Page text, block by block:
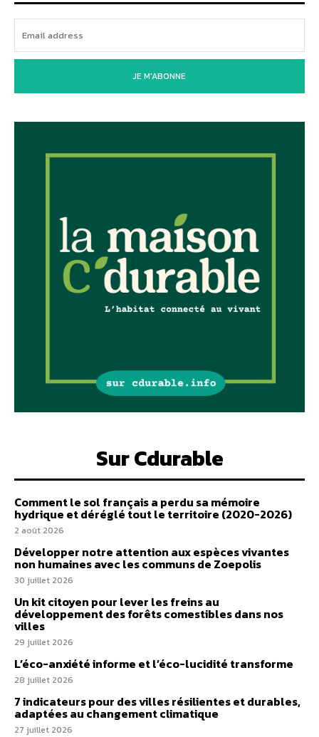
JE M'ABONNE
Sur Cdurable
Comment le sol français a perdu sa mémoire
hydrique et déréglé tout le territoire (2020-2026)
2 août 2026
Développer notre attention aux espèces vivantes
non humaines avec les communs de Zoepolis
30 juillet 2026
Un kit citoyen pour lever les freins au
développement des forêts comestibles dans nos
villes
29 juillet 2026
L’éco-anxiété informe et l’éco-lucidité transforme
28 juillet 2026
7 indicateurs pour des villes résilientes et durables,
adaptées au changement climatique
27 juillet 2026